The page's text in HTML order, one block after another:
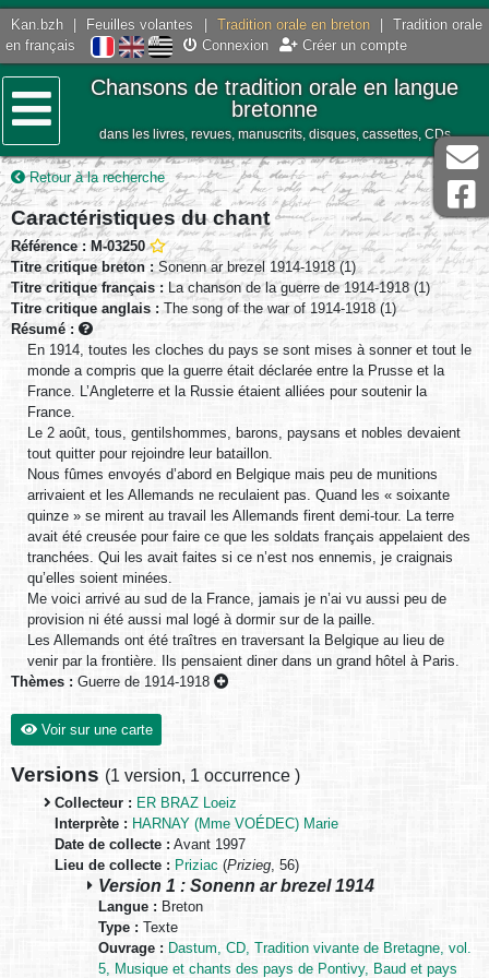
Kan.bzh Feuilles volantes Tradition orale en breton
Tradition orale
en français
Connexion Créer un compte
Menu
Chansons de tradition orale en langue
bretonne
dans les livres, revues, manuscrits, disques, cassettes, CDs
Retour à la recherche
Caractéristiques du chant
Référence : M-03250
Titre critique breton : Sonenn ar brezel 1914-1918 (1)
Titre critique français : La chanson de la guerre de 1914-1918 (1)
Titre critique anglais : The song of the war of 1914-1918 (1)
Résumé :
En 1914, toutes les cloches du pays se sont mises à sonner et tout le
monde a compris que la guerre était déclarée entre la Prusse et la
France. L’Angleterre et la Russie étaient alliées pour soutenir la
France.
Le 2 août, tous, gentilshommes, barons, paysans et nobles devaient
tout quitter pour rejoindre leur bataillon.
Nous fûmes envoyés d’abord en Belgique mais peu de munitions
arrivaient et les Allemands ne reculaient pas. Quand les « soixante
quinze » se mirent au travail les Allemands firent demi-tour. La terre
avait été creusée pour faire ce que les soldats français appelaient des
tranchées. Qui les avait faites si ce n’est nos ennemis, je craignais
qu’elles soient minées.
Me voici arrivé au sud de la France, jamais je n’ai vu aussi peu de
provision ni été aussi mal logé à dormir sur de la paille.
Les Allemands ont été traîtres en traversant la Belgique au lieu de
venir par la frontière. Ils pensaient diner dans un grand hôtel à Paris.
Thèmes : Guerre de 1914-1918
Voir sur une carte
Versions (1 version, 1 occurrence )
Collecteur : ER BRAZ Loeiz
Interprète : HARNAY (Mme VOÉDEC) Marie
Date de collecte : Avant 1997
Lieu de collecte : Priziac (Prizieg, 56)
Version 1 : Sonenn ar brezel 1914
Langue : Breton
Type : Texte
Ouvrage : Dastum, CD, Tradition vivante de Bretagne, vol.
5, Musique et chants des pays de Pontivy, Baud et pays